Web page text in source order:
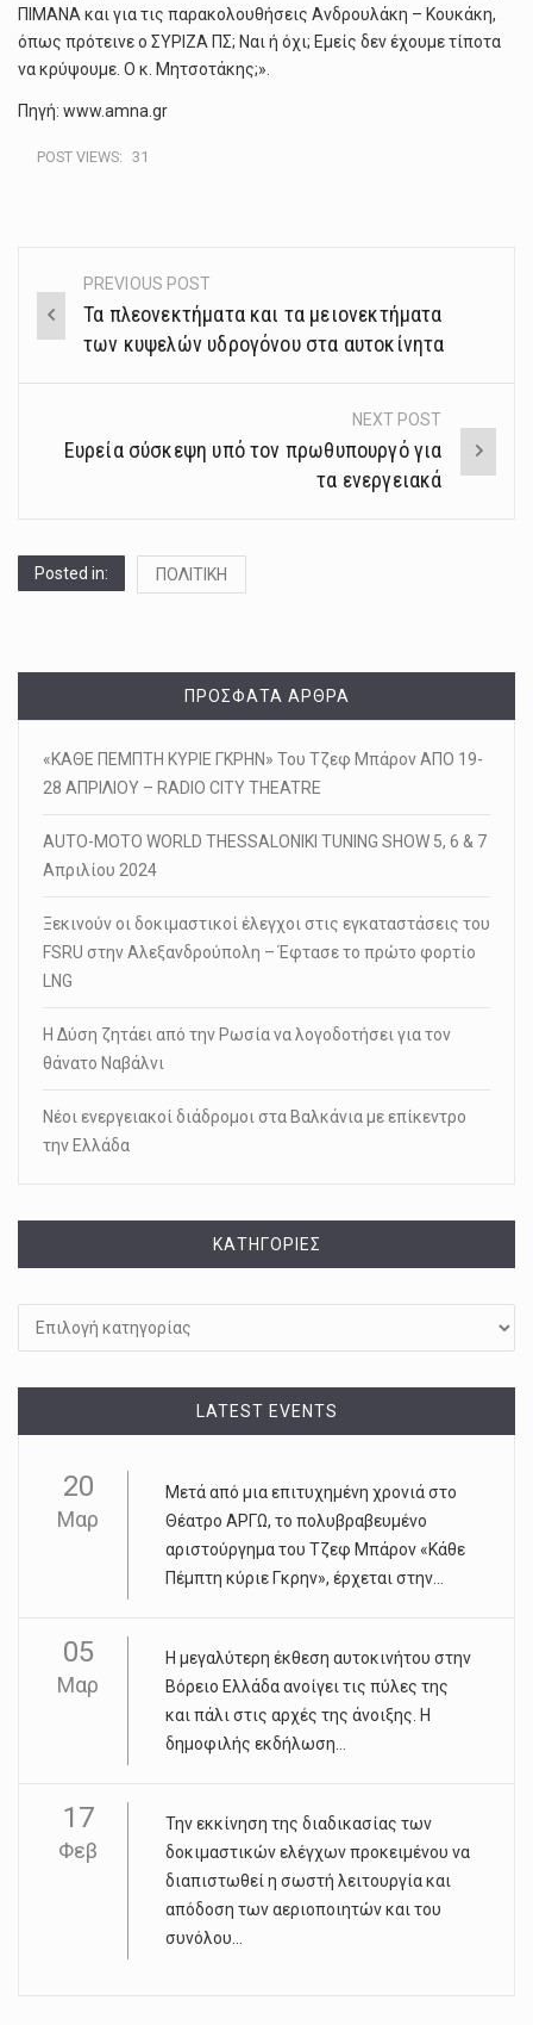
ΠΙΜΑΝΑ και για τις παρακολουθήσεις Ανδρουλάκη – Κουκάκη,
όπως πρότεινε ο ΣΥΡΙΖΑ ΠΣ; Ναι ή όχι; Εμείς δεν έχουμε τίποτα
να κρύψουμε. Ο κ. Μητσοτάκης;».
Πηγή: www.amna.gr
POST VIEWS: 31
Post
navigation
PREVIOUS POST
Τα πλεονεκτήματα και τα μειονεκτήματα
των κυψελών υδρογόνου στα αυτοκίνητα
NEXT POST
Ευρεία σύσκεψη υπό τον πρωθυπουργό για
τα ενεργειακά
Posted in: ΠΟΛΙΤΙΚΗ
ΠΡΌΣΦΑΤΑ ΆΡΘΡΑ
«ΚΑΘΕ ΠΕΜΠΤΗ ΚΥΡΙΕ ΓΚΡΗΝ» Του Τζεφ Μπάρον ΑΠΟ 19-
28 ΑΠΡΙΛΙΟΥ – RADIO CITY THEATRE
AUTO-MOTO WORLD THESSALONIKI TUNING SHOW 5, 6 & 7
Απριλίου 2024
Ξεκινούν οι δοκιμαστικοί έλεγχοι στις εγκαταστάσεις του
FSRU στην Αλεξανδρούπολη – Έφτασε το πρώτο φορτίο
LNG
Η Δύση ζητάει από την Ρωσία να λογοδοτήσει για τον
θάνατο Ναβάλνι
Νέοι ενεργειακοί διάδρομοι στα Βαλκάνια με επίκεντρο
την Ελλάδα
KΑΤΗΓΟΡΊΕΣ
LATEST EVENTS
20
Μαρ
Μετά από μια επιτυχημένη χρονιά στο
Θέατρο ΑΡΓΩ, το πολυβραβευμένο
αριστούργημα του Τζεφ Μπάρον «Κάθε
Πέμπτη κύριε Γκρην», έρχεται στην...
05
Μαρ
Η μεγαλύτερη έκθεση αυτοκινήτου στην
Βόρειο Ελλάδα ανοίγει τις πύλες της
και πάλι στις αρχές της άνοιξης. Η
δημοφιλής εκδήλωση...
17
Φεβ
Την εκκίνηση της διαδικασίας των
δοκιμαστικών ελέγχων προκειμένου να
διαπιστωθεί η σωστή λειτουργία και
απόδοση των αεριοποιητών και του
συνόλου...